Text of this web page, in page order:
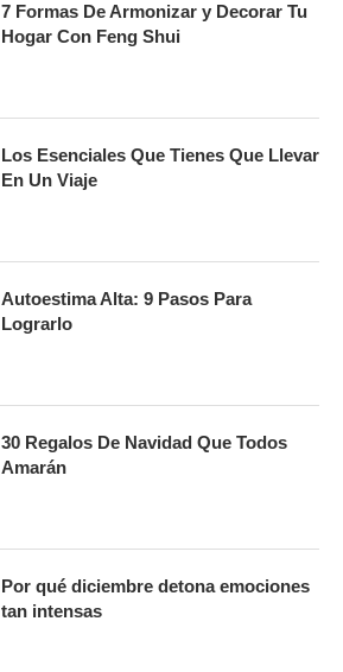
7 Formas De Armonizar y Decorar Tu
Hogar Con Feng Shui
Los Esenciales Que Tienes Que Llevar
En Un Viaje
Autoestima Alta: 9 Pasos Para
Lograrlo
30 Regalos De Navidad Que Todos
Amarán
Por qué diciembre detona emociones
tan intensas